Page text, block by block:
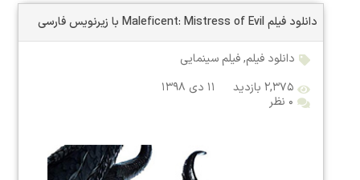
دانلود فیلم Maleficent: Mistress of Evil با زیرنویس فارسی
دانلود فیلم,فیلم سینمایی
۲,۳۷۵ بازدید
۱۱ دی ۱۳۹۸
۰ نظر